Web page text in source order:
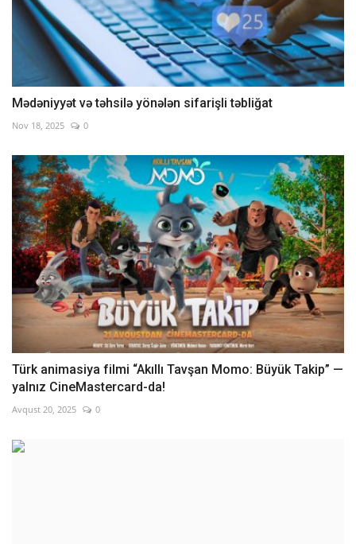
Mədəniyyət və təhsilə yönələn sifarişli təbliğat
Nov 18, 2025 0
Türk animasiya filmi “Akıllı Tavşan Momo: Büyük Takip” —
yalnız CineMastercard-da!
Avqust 20, 2025 0